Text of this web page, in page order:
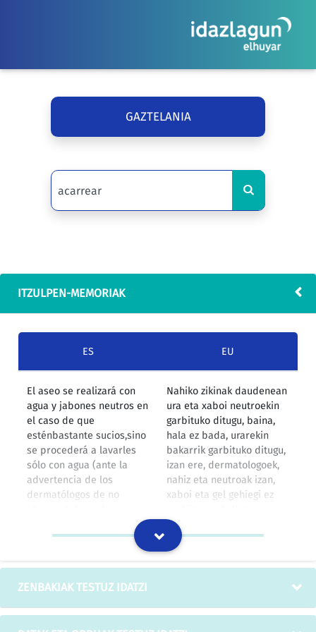
GAZTELANIA
ITZULPEN-MEMORIAK
ES EU
El aseo se realizará con
agua y jabones neutros en
el caso de que
esténbastante sucios,sino
se procederá a lavarles
sólo con agua (ante la
advertencia de los
dermatólogos de no
sean neutros puesto que
tal abuso puede acarrear
problemas)
Nahiko zikinak daudenean
ura eta xaboi neutroekin
garbituko ditugu, baina,
hala ez bada, urarekin
bakarrik garbituko ditugu,
izan ere, dermatologoek,
nahiz eta neutroak izan,
xaboi eta gel gehiegi ez
dute, gehiegi erabiltzeak
arazoak sor baititzake.
IZOko itzulpen-memoria
ZENBAKIAK TESTUZ IDATZI